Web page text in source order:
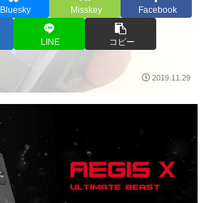
Bluesky Misskey Facebook
LINE コピー
2019.11.29